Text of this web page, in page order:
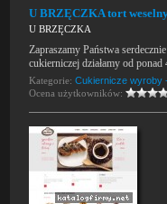
U BRZĘCZKA tort
U BRZĘCZKA
Zapraszamy Państwa
cukierniczej działamy od
Kategorie:Cukiernicze wyroby
Ocena użytkowników: